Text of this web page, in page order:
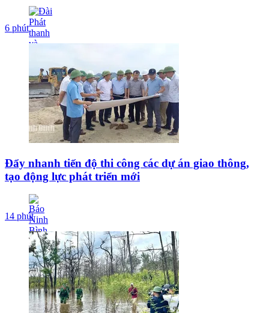
6 phút
Đẩy nhanh tiến độ thi công các dự án giao thông,
tạo động lực phát triển mới
14 phút